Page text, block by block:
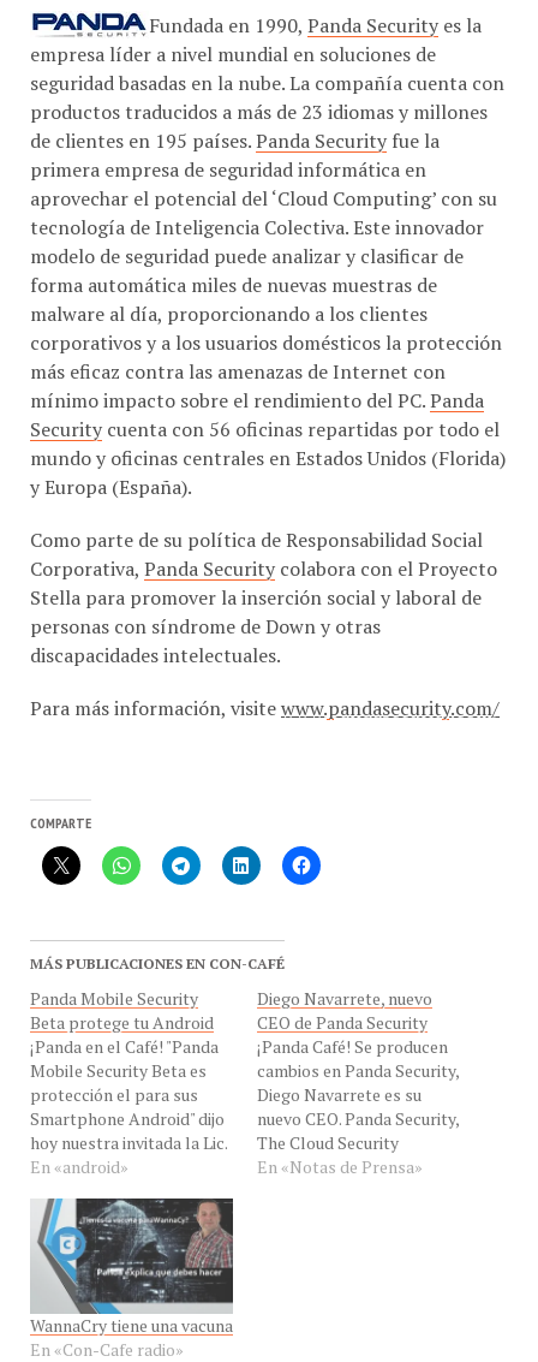
Fundada en 1990, Panda Security
es la
empresa líder a nivel mundial en soluciones de
seguridad basadas en la nube. La compañía cuenta con
productos traducidos a más de 23 idiomas y millones
de clientes en 195 países. Panda Security
fue la
primera empresa de seguridad informática en
aprovechar el potencial del ‘Cloud Computing’ con su
tecnología de Inteligencia Colectiva. Este innovador
modelo de seguridad puede analizar y clasificar de
forma automática miles de nuevas muestras de
malware al día, proporcionando a los clientes
corporativos y a los usuarios domésticos la protección
más eficaz contra las amenazas de Internet con
mínimo impacto sobre el rendimiento del PC. Panda
Security
cuenta con 56 oficinas repartidas por todo el
mundo y oficinas centrales en Estados Unidos (Florida)
y Europa (España).
Como parte de su política de Responsabilidad Social
Corporativa, Panda Security
colabora con el Proyecto
Stella para promover la inserción social y laboral de
personas con síndrome de Down y otras
discapacidades intelectuales.
Para más información, visite
www.pandasecurity.com/
MÁS PUBLICACIONES EN CON-CAFÉ
Panda Mobile Security
Beta protege tu Android
¡Panda en el Café! "Panda
Mobile Security Beta es
protección el para sus
Smartphone Android" dijo
hoy nuestra invitada la Lic.
Roxana Hernández
analista de seguridad de
Panda Securityg desde
Caracas, Venezuela, para
hablarnos Panda Mobile
Security Beta para
Android, ya esta
disponible para su
descarga en la tienda
En «android»
Diego Navarrete, nuevo
CEO de Panda Security
¡Panda Café! Se producen
cambios en Panda Security,
Diego Navarrete es su
nuevo CEO. Panda Security,
The Cloud Security
Company, designó
comonuevo CEO a Diego
En «Notas de Prensa»
WannaCry tiene una vacuna
En «Con-Cafe radio»